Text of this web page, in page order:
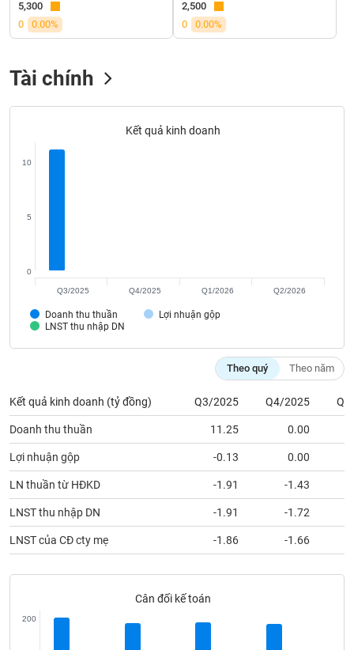
5,300
0
0.00%
2,500
0
0.00%
Tài chính
Kết quả kinh doanh
Doanh thu thuần
Lợi nhuận gộp
LNST thu nhập DN
0
5
10
Q3/2025 Q4/2025 Q1/2026 Q2/2026
Theo quý Theo năm
Kết quả kinh doanh (tỷ đồng) Q3/2025 Q4/2025
Doanh thu thuần 11.25 0.00
Lợi nhuận gộp -0.13 0.00
LN thuần từ HĐKD -1.91 -1.43
LNST thu nhập DN -1.91 -1.72
LNST của CĐ cty mẹ -1.86 -1.66
Cân đối kế toán
200
Mã
chứng
khoán
(-)
Tất cả Cổ phiếu
Tin
của
tác
giả
Báo
cáo
phân
tích
(-)
Thuật
ngữ
(-)